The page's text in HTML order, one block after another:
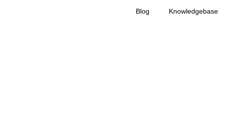
Blog Knowledgebase